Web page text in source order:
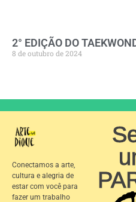
2° EDIÇÃO DO
8 de outubro de 2024
Conectamos a arte,
cultura e alegria de
estar com você para
fazer um trabalho